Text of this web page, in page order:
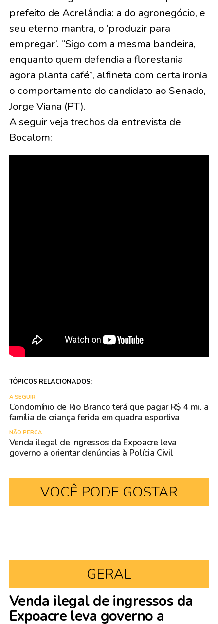
prefeito de Acrelândia: a do agronegócio, e
seu eterno mantra, o ‘produzir para
empregar’. “Sigo com a mesma bandeira,
enquanto quem defendia a florestania
agora planta café”, alfineta com certa ironia
o comportamento do candidato ao Senado,
Jorge Viana (PT).
A seguir veja trechos da entrevista de
Bocalom:
TÓPICOS RELACIONADOS:
A SEGUIR
Condomínio de Rio Branco terá que pagar R$ 4 mil a
família de criança ferida em quadra esportiva
NÃO PERCA
Venda ilegal de ingressos da Expoacre leva
governo a orientar denúncias à Polícia Civil
VOCÊ PODE GOSTAR
GERAL
Venda ilegal de ingressos da
Expoacre leva governo a